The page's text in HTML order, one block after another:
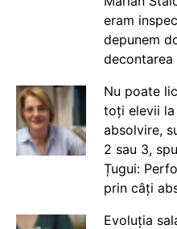
eram
depunem
decontarea
Nu poate
toți elevii la
absolvire,
2 sau 3,
Țugui:
prin câți
Evoluția